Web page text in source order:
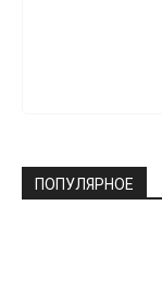
ПОПУЛЯРНОЕ